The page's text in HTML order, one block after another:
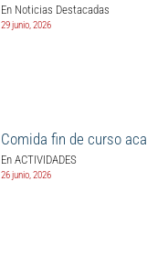
En Noticias Destacadas
29 junio, 2026
Comida fin de curso
En ACTIVIDADES
26 junio, 2026